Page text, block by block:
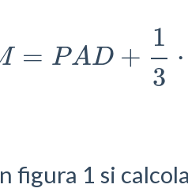
= PAD +
1
3
⋅
PAM=PAD +1 3⋅P P
figura 1 si